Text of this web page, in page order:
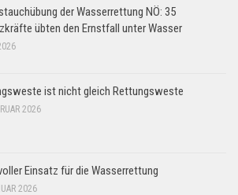
der Wasserrettung NÖ: 35
übten den Ernstfall unter Wasser
ist nicht gleich Rettungsweste
2026
Einsatz für die Wasserrettung
2026